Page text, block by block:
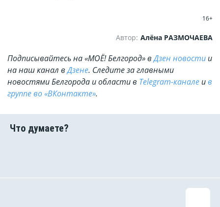
16+
Автор: Алёна РАЗМОЧАЕВА
Подписывайтесь на «МОЁ! Белгород» вДзен новости и
на наш канал вДзене. Cледите за главными
новостями Белгорода и области в Telegram-канале ив
группе во «ВКонтакте».